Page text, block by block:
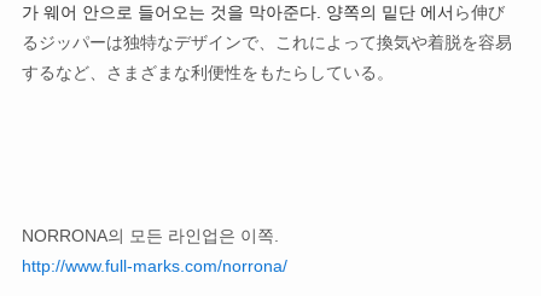
가 웨어 안으로 들어오는 것을 막아준다. 양쪽의 밑단 에서 ら伸び
るジッパーは独特なデザインで、これによって換気や着脱を容易
するなど、さまざまな利便性をもたらしている。
NORRONA의 모든 라인업은 이쪽.
http://www.full-marks.com/norrona/